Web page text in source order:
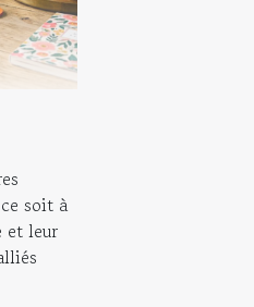
soit à
et leur